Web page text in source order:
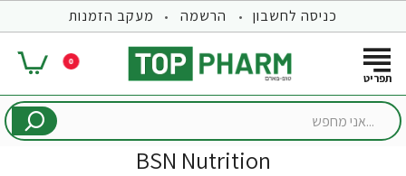
כניסה לחשבון הרשמה מעקב הזמנות
0
...אני
BSN Nutrition